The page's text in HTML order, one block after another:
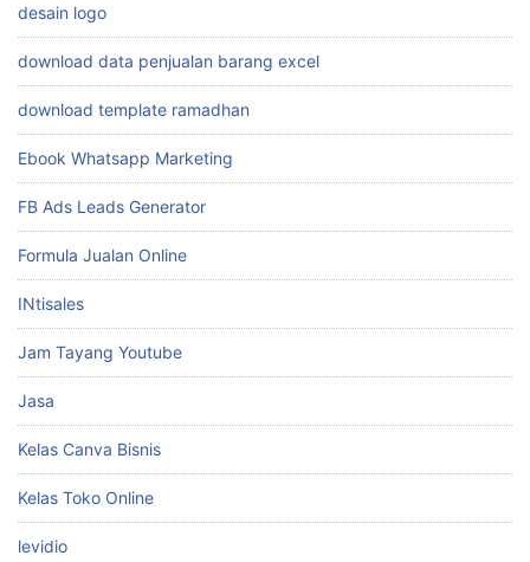
desain logo
download data penjualan barang excel
download template ramadhan
Ebook Whatsapp Marketing
FB Ads Leads Generator
Formula Jualan Online
INtisales
Jam Tayang Youtube
Jasa
Kelas Canva Bisnis
Kelas Toko Online
levidio